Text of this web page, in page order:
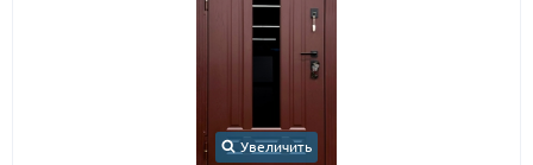
Увеличить